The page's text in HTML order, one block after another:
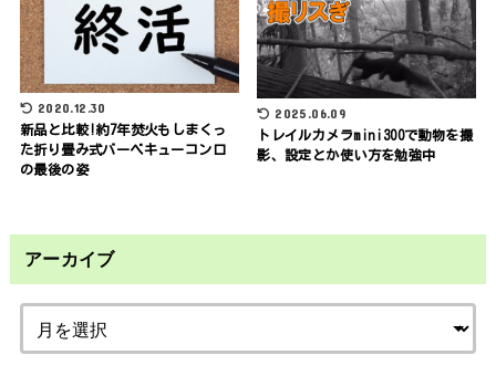
2020.12.30
新品と比較!約7年焚火もしまくっ
た折り畳み式バーベキューコンロ
の最後の姿
2025.06.09
トレイルカメラmini300で動物を撮
影、設定とか使い方を勉強中
アーカイブ